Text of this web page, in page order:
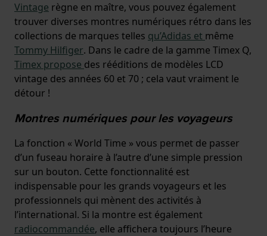
Vintage règne en maître, vous pouvez également
trouver diverses montres numériques rétro dans les
collections de marques telles qu’Adidas et même
Tommy Hilfiger. Dans le cadre de la gamme Timex Q,
Timex propose des rééditions de modèles LCD
vintage des années 60 et 70 ; cela vaut vraiment le
détour !
Montres numériques pour les voyageurs
La fonction « World Time » vous permet de passer
d’un fuseau horaire à l’autre d’une simple pression
sur un bouton. Cette fonctionnalité est
indispensable pour les grands voyageurs et les
professionnels qui mènent des activités à
l’international. Si la montre est également
radiocommandée, elle affichera toujours l’heure